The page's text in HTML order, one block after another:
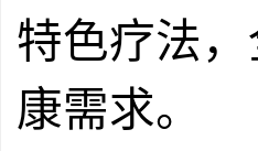
特色疗法
康需求。